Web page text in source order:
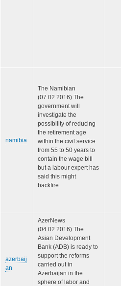
namibia
The Namibian
(07.02.2016) The
government will
investigate the
possibility of reducing
the retirement age
within the civil service
from 55 to 50 years to
contain the wage bill
but a labour expert has
said this might
backfire.
azerbaij
an
AzerNews
(04.02.2016) The
Asian Development
Bank (ADB) is ready to
support the reforms
carried out in
Azerbaijan in the
sphere of labor and